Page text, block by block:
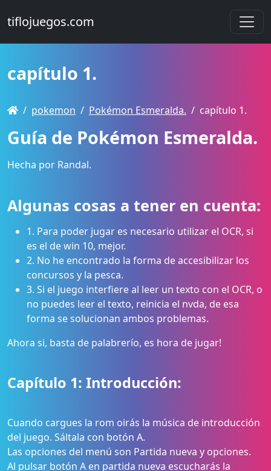
tiflojuegos.com
capítulo 1.
pokemon Pokémon Esmeralda. capítulo 1.
Guía de Pokémon Esmeralda.
Hecha por Randal.
Algunas cosas a tener en cuenta:
1. Para poder jugar es necesario utilizar el OCR, si
es el de win 10, mejor.
2. No he encontrado la forma de accesibilizar los
concursos y la pesca.
3. Si el juego interfiere al leer un texto con el OCR, o
no puedes leer el texto, reinicia el nvda, de esa
forma se solucionan ambos problemas.
Ahora si, basta de palabrerío, es hora de jugar!
Capítulo 1: Introducción:
Cuando cargues la rom oirás la música de introducción
del juego. Sáltala con botón A.
Las opciones del menú son Partida nueva y opciones.
Al pulsar botón A en partida nueva escucharás la